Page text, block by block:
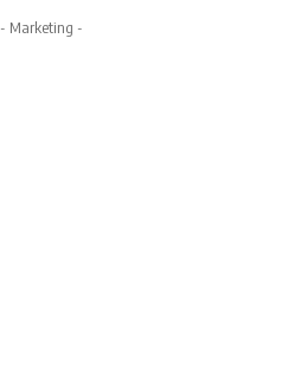
- Marketing -